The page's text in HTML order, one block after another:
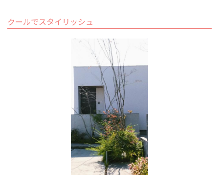
クールでスタイリッシュ